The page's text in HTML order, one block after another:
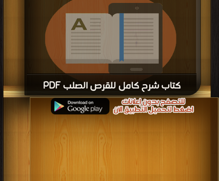
كتاب شرح كامل للقرص الصلب PDF
قراءة و تحميل كتاب كتاب شرح كامل للقرص الصلب PDF مجانا | مكتبة > كتب في|
التحميل : مرة/مرات